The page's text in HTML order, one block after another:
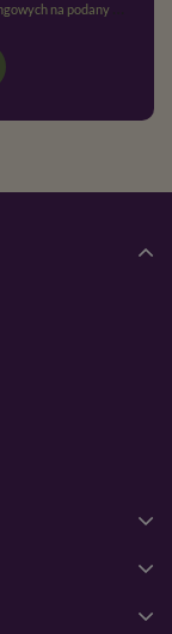
danych osobowych zgodnie z